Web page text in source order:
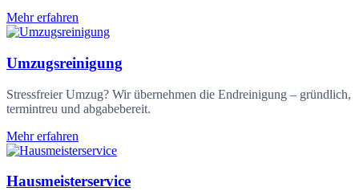
Mehr erfahren
Umzugsreinigung
Stressfreier Umzug? Wir übernehmen die Endreinigung – gründlich,
termintreu und abgabebereit.
Mehr erfahren
Hausmeisterservice